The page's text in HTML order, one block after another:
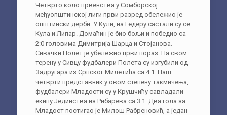
Четврто коло првенства у Сомборској
међуопштинској лиги први разред обележио је
општински дерби. У Кули, на Гедеру састали су се
Кула и Липар. Домаћин је био бољи и победио са
2:0 головима Димитрија Шарца и Стојанова.
Сивачки Полет је убележио први пораз. На свом
терену у Сивцу фудбалери Полета су изгубили од
Задругара из Српског Милетића са 4:1. Наш
четврти представник у овом степену такмичења,
фудбалери Младости су у Крушчићу савладали
екипу Јединства из Рибарева са 3:1. Два гола за
Младост постигао је Милош Рабреновић, а један